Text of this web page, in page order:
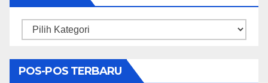
Kategori
POS-POS TERBARU